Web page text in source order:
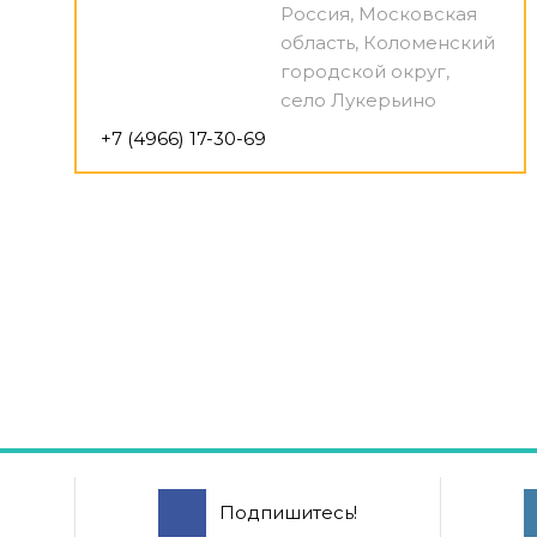
Россия, Московская
область, Коломенский
городской округ,
село Лукерьино
+7 (4966) 17-30-69
Подпишитесь!